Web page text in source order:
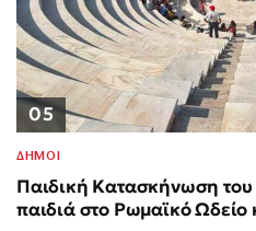
05
ΔΗΜΟΙ
Παιδική Κατασκήνωση
παιδιά στο Ρωμαϊκό Ωδείο